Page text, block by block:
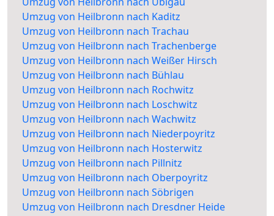
Umzug von Heilbronn nach Kaditz
Umzug von Heilbronn nach Trachau
Umzug von Heilbronn nach Trachenberge
Umzug von Heilbronn nach Weißer Hirsch
Umzug von Heilbronn nach Bühlau
Umzug von Heilbronn nach Rochwitz
Umzug von Heilbronn nach Loschwitz
Umzug von Heilbronn nach Wachwitz
Umzug von Heilbronn nach Niederpoyritz
Umzug von Heilbronn nach Hosterwitz
Umzug von Heilbronn nach Pillnitz
Umzug von Heilbronn nach Oberpoyritz
Umzug von Heilbronn nach Söbrigen
Umzug von Heilbronn nach Dresdner Heide